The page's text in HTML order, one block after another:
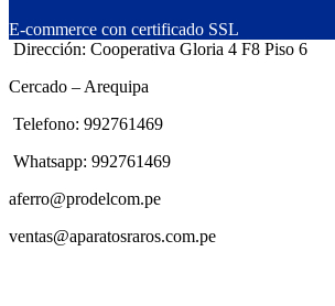
E-commerce con certificado SSL
Dirección: Cooperativa Gloria 4 F8 Piso 6
Cercado – Arequipa
Telefono: 992761469
Whatsapp: 992761469
aferro@prodelcom.pe
ventas@aparatosraros.com.pe